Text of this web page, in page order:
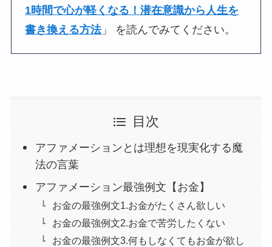
1時間で心が軽くなる！潜在意識から人生を
書き換える方法」 を読んでみてください。
目次
アファメーションとは理想を現実化する魔
法の言葉
アファメーション最強例文【お金】
お金の最強例文1.お金がたくさん欲しい
お金の最強例文2.お金で苦労したくない
お金の最強例文3.何もしなくてもお金が欲し